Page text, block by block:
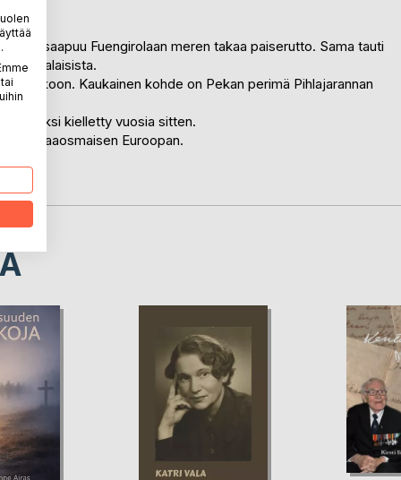
saapuu Fuengirolaan meren takaa paiserutto. Sama tauti
pakoon. Kaukainen kohde on Pekan perimä Pihlajarannan
kielletty vuosia sitten.
ja kaaosmaisen Euroopan.